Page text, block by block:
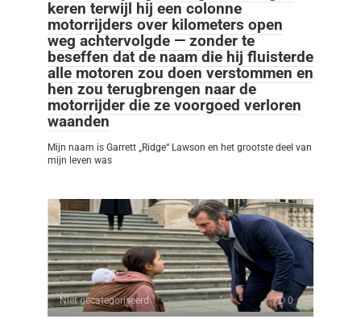
keren terwijl hij een colonne
motorrijders over kilometers open
weg achtervolgde — zonder te
beseffen dat de naam die hij fluisterde
alle motoren zou doen verstommen en
hen zou terugbrengen naar de
motorrijder die ze voorgoed verloren
waanden
Mijn naam is Garrett „Ridge“ Lawson en het grootste deel van
mijn leven was
Niet gecategoriseerd 0